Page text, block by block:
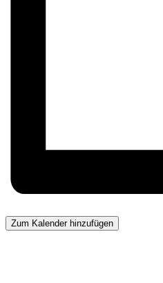
Zum Kalender hinzufügen